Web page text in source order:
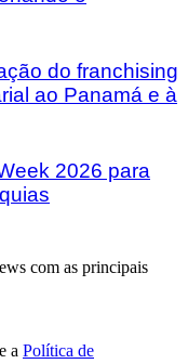
do franchising
ao Panamá e à
2026 para
com as principais
e a Política de